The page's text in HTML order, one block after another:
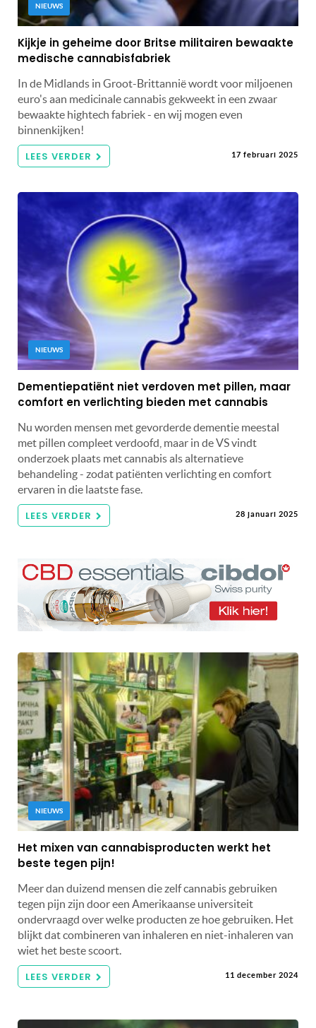
NIEUWS
Kijkje in geheime door Britse militairen bewaakte
medische cannabisfabriek
In de Midlands in Groot-Brittannië wordt voor miljoenen
euro's aan medicinale cannabis gekweekt in een zwaar
bewaakte hightech fabriek - en wij mogen even
binnenkijken!
LEES VERDER 17 februari 2025
NIEUWS
Dementiepatiënt niet verdoven met pillen, maar
comfort en verlichting bieden met cannabis
Nu worden mensen met gevorderde dementie meestal
met pillen compleet verdoofd, maar in de VS vindt
onderzoek plaats met cannabis als alternatieve
behandeling - zodat patiënten verlichting en comfort
ervaren in die laatste fase.
LEES VERDER 28 januari 2025
NIEUWS
Het mixen van cannabisproducten werkt het
beste tegen pijn!
Meer dan duizend mensen die zelf cannabis gebruiken
tegen pijn zijn door een Amerikaanse universiteit
ondervraagd over welke producten ze hoe gebruiken. Het
blijkt dat combineren van inhaleren en niet-inhaleren van
wiet het beste scoort.
LEES VERDER 11 december 2024